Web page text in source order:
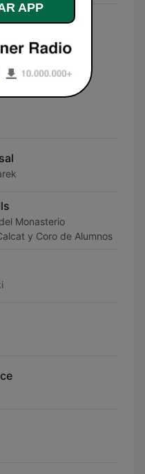
días
Monasterio
y Coro de Alumnos
APP